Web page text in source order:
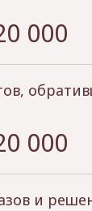
000
000
и